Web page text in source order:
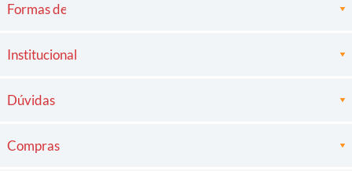
Formas de pagamento
Institucional
Dúvidas
Compras